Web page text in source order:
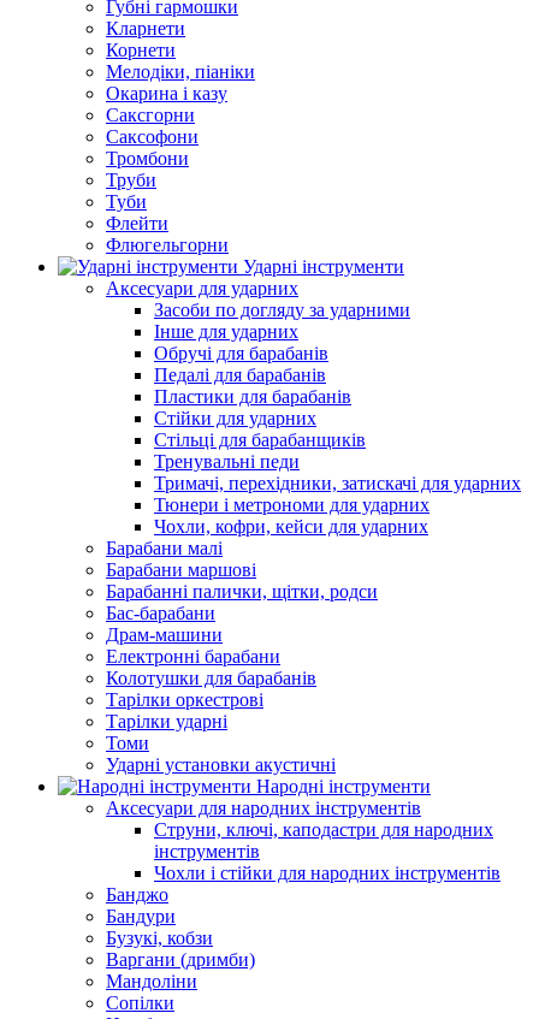
Губні гармошки
Кларнети
Корнети
Мелодіки, піаніки
Окарина і казу
Саксгорни
Саксофони
Тромбони
Труби
Туби
Флейти
Флюгельгорни
Ударні інструменти
Аксесуари для ударних
Засоби по догляду за ударними
Інше для ударних
Обручі для барабанів
Педалі для барабанів
Пластики для барабанів
Стійки для ударних
Стільці для барабанщиків
Тренувальні педи
Тримачі, перехідники, затискачі для ударних
Тюнери і метрономи для ударних
Чохли, кофри, кейси для ударних
Барабани малі
Барабани маршові
Барабанні палички, щітки, родси
Бас-барабани
Драм-машини
Електронні барабани
Колотушки для барабанів
Тарілки оркестрові
Тарілки ударні
Томи
Ударні установки акустичні
Народні інструменти
Аксесуари для народних інструментів
Струни, ключі, каподастри для народних
інструментів
Чохли і стійки для народних інструментів
Банджо
Бандури
Бузукі, кобзи
Варгани (дримби)
Мандоліни
Сопілки